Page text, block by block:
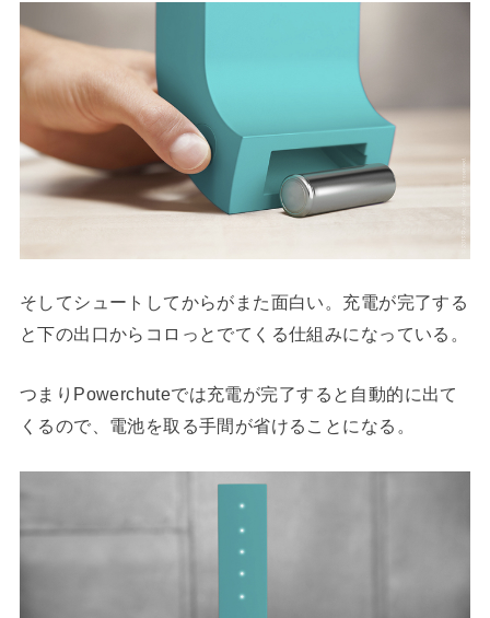
そしてシュートしてからがまた面白い。充電が完了する
と下の出口からコロっとでてくる仕組みになっている。
つまりPowerchuteでは充電が完了すると自動的に出て
くるので、電池を取る手間が省けることになる。